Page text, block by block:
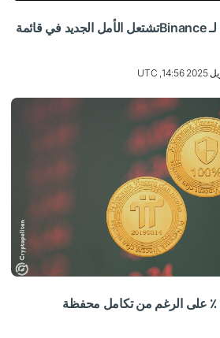
إرشادات القائمة الجديدة لـ Binanceتشتعل الأمل الجديد في قائمة
شبكة PI تغرق بنسبة 61 ٪ على الرغم من تكامل محفظة